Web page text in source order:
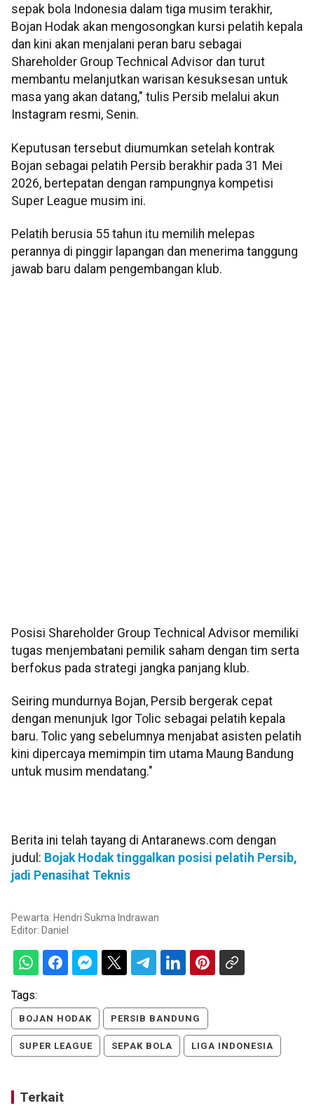
sepak bola Indonesia dalam tiga musim terakhir,
Bojan Hodak akan mengosongkan kursi pelatih kepala
dan kini akan menjalani peran baru sebagai
Shareholder Group Technical Advisor dan turut
membantu melanjutkan warisan kesuksesan untuk
masa yang akan datang," tulis Persib melalui akun
Instagram resmi, Senin.
Keputusan tersebut diumumkan setelah kontrak
Bojan sebagai pelatih Persib berakhir pada 31 Mei
2026, bertepatan dengan rampungnya kompetisi
Super League musim ini.
Pelatih berusia 55 tahun itu memilih melepas
perannya di pinggir lapangan dan menerima tanggung
jawab baru dalam pengembangan klub.
Posisi Shareholder Group Technical Advisor memiliki
tugas menjembatani pemilik saham dengan tim serta
berfokus pada strategi jangka panjang klub.
Seiring mundurnya Bojan, Persib bergerak cepat
dengan menunjuk Igor Tolic sebagai pelatih kepala
baru. Tolic yang sebelumnya menjabat asisten pelatih
kini dipercaya memimpin tim utama Maung Bandung
untuk musim mendatang."
Berita ini telah tayang di Antaranews.com dengan
judul: Bojak Hodak tinggalkan posisi pelatih Persib,
jadi Penasihat Teknis
Pewarta: Hendri Sukma Indrawan
Editor: Daniel
Tags:
BOJAN HODAK PERSIB BANDUNG
SUPER LEAGUE SEPAK BOLA LIGA INDONESIA
Terkait